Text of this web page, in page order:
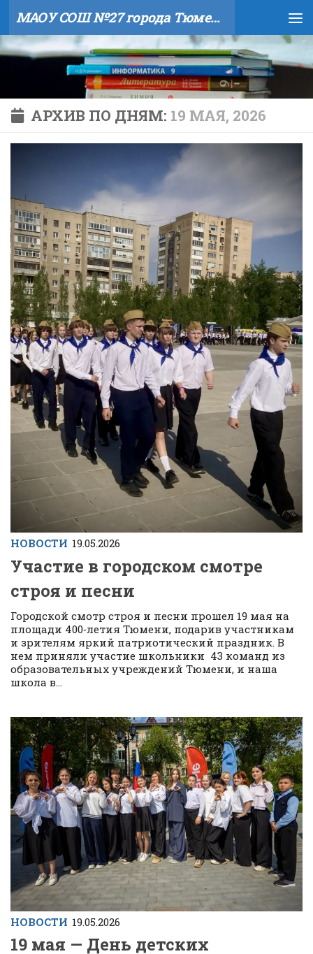
Skip to content МАОУ СОШ №27 города Тюмени
АРХИВ ПО ДНЯМ: 19 МАЯ, 2026
НОВОСТИ 19.05.2026
Участие в городском смотре
строя и песни
Городской смотр строя и песни прошел 19 мая на
площади 400‑летия Тюмени, подарив участникам
и зрителям яркий патриотический праздник. В
нем приняли участие школьники 43 команд из
образовательных учреждений Тюмени, и наша
школа в...
НОВОСТИ 19.05.2026
19 мая — День детских